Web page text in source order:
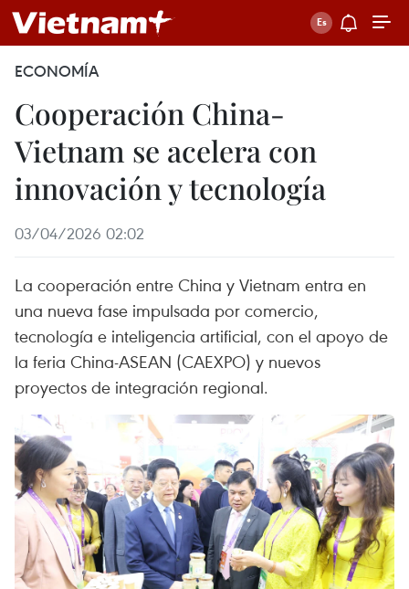
ECONOMÍA
Cooperación China-
Vietnam se acelera con
innovación y tecnología
03/04/2026 02:02
La cooperación entre China y Vietnam entra en
una nueva fase impulsada por comercio,
tecnología e inteligencia artificial, con el apoyo de
la feria China-ASEAN (CAEXPO) y nuevos
proyectos de integración regional.